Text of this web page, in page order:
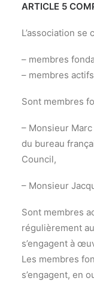
ARTICLE 5
L’association se
– membres
– membres
Sont membres
– Monsieur
du bureau
Council,
– Monsieur
Sont membres
régulièrement
s’engagent à
Les membres
s’engagent, en